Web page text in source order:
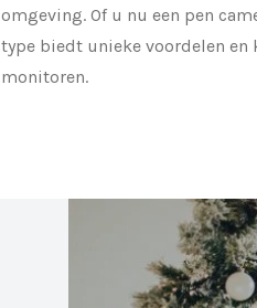
omgeving. Of u nu een pen
type biedt unieke voordelen
monitoren.